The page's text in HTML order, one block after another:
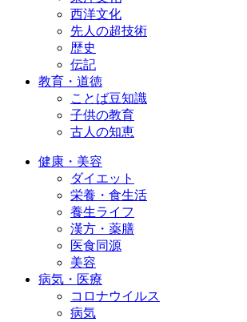
西洋文化
先人の超技術
歴史
伝記
教育・道徳
ことば豆知識
子供の教育
古人の知恵
健康・美容
ダイエット
栄養・食生活
養生ライフ
漢方・薬膳
医食同源
美容
病気・医療
コロナウイルス
病気